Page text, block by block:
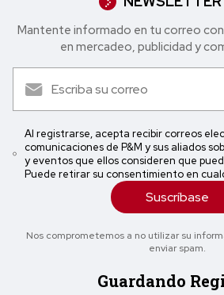
Mantente informado en tu correo
en mercadeo, publicidad y
Al registrarse, acepta recibir correos
comunicaciones de P&M y sus aliados
y eventos que ellos consideren que
Puede retirar su consentimiento en
Suscríbase
Nos comprometemos a no utilizar su
enviar spam.
Guardando